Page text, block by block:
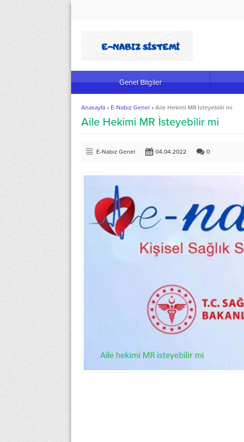
Genel Bilgiler
Anasayfa » E-Nabız Genel » Aile Hekimi MR İsteyebilir mi
Aile Hekimi MR İsteyebilir mi
E-Nabız Genel 04.04.2022 0